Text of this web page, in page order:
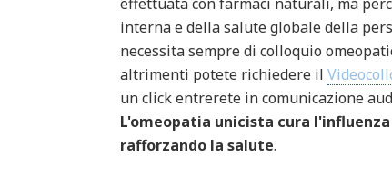
interna e della salute globale della
necessita sempre di colloquio
altrimenti potete richiedere il
un click entrerete in comunicazione
L'omeopatia unicista cura
rafforzando la salute.